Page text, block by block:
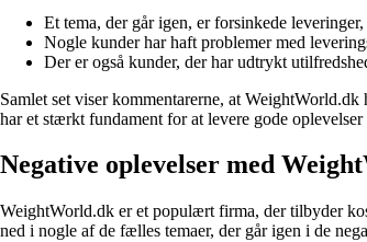
Et tema, der går igen, er forsinkede
Nogle kunder har haft problemer med
Der er også kunder, der har udtrykt
Samlet set viser kommentarerne, at
har et stærkt fundament for at levere gode oplevelser
Negative oplevelser med
WeightWorld.dk er et populært firma, der tilbyder
ned i nogle af de fælles temaer, der går igen i de